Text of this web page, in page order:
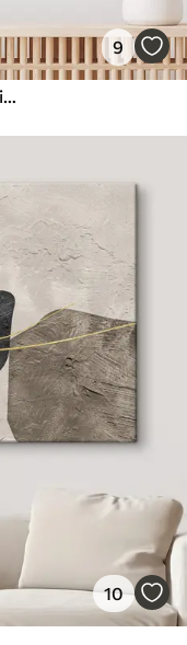
9
Abstraktne roosades toonides pojengide kimp
10